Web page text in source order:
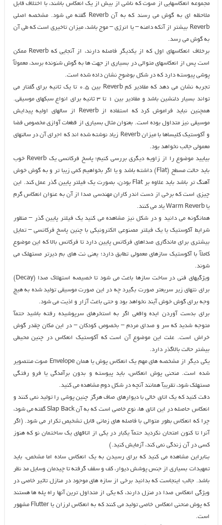
مجموعه انعکاسهایی از صوت که ناشی از بیش از یک انعکاس باشند، با اختلاف قابل
ملاحظه ای به گوش می رسند که به آن Reverb گفته می شود. مشخصه اصلی
Reverb بیشتر از آنکه دامنه – یا انرژی – موج باشد، میزان تاخیری است که طی آن
به گوش می رسد.
برخلاف انعکاسهای اول که از یکدیگر فاصله دارند، از آنجایی که Reverb ممکن
است پس از انعکاسهای متوالی در بسیاری از جهت ها به گوش شنونده برسد، معمولآ
پوشی پیوسته دارد که در شکل بوضوح نشان داده شده است.
تجربه نشان می دهد که مقادیر کم Reverb بین 0.5 تا یک ثانیه برای گفتار می
تواند بسیار دلنشین باشد و مقادیر بین 1 تا 3 ثانیه برای انواع سبکهای موسیقی.
همچنین نباید فراموش کرد که استفاده از Reverb از سالهای اولیه پیدایش
موسیقی نیز متداول بوده است. بعنوان مثال بسیاری از قطعات آوازی مخصوص فضا
و آکوستیک کلیساها با میزان Reverb زیاد نوشته شده اند که اجرای آن در سالنهای
معمولی جالب نخواهد بود.
بیایید موضوع را از زاویه دیگری بررسی کنیم؛ پاسخ فرکانسی یک Reverb خوب
باید حالت مسطح (Flat) داشته باشد و یا اگر بخواهیم کمی زیبا تر و به گوش خوش
آهنگ تر باشد باید علاوه بر Flat بودن، بصورت یک فیلتر پایین گذر عمل کند. این
چیزی است که برخی از دست اندر کاران مهندسی صدا از آن به عنوان انعکاس گرم
یا Warm Reverb یاد می کنند.
همانگونه می دانید و در شکل نیز مشاهده می کنید یک فیلتر پایین گذر – منظور
شرایط آکوستیک یا یک فیلتر مصنوعی الکترونیکی با چنین پاسخ فرکانسی – تمایل
بیشتری برای ماندگاری صداهای فرکانس پایین دارد تا فرکانس بالا که این موضوع
کاملآ با آکوستیک سازهای معمولی تطابق دارد؛ یعنی نت های بم دیرتر مستهلک می
شوند.
ویژگیهای فنی در ساخت سازها باعث می شود تا خصیصه استهلاک صدا (Decay)
برای نتهای زیر سریعتر صورت بگیرد چه در این صورت موسیقی تولید شده به هیچ
وجه برای گوش خوش آیند نخواهد بود و حتی باعث آزار و اذیت می شود.
برای بدست آوردن ایده واقعی اگر به استخرهای سرپوشیده رفته باشید حتمآ
متوجه شدید که سر و صدای مردم – بخصوص کودکان – در این مکان چقدر گوش
خراش است. علت این موضوع آن است که آکوستیک انعکاس در چنین محیطی
بیشتر حالت بالاگذر دارد.
یکی دیگر از مشخصه های مهم یک انعکاس پوش یا همان Envelope صوت منتصویر
شده است. منحنی پوش انعکاس، باید پیوسته و بدون برآمدگی یا فرو رفتگی
مستهلک شود، تقریبآ همانند آنچه در شکل دوم مشاهده می کنید.
دقت کنید که یک اتاق خالی با دیوارهای صاف هرگز چنین پوشی را تولید نمی کنند و
انعکاس حاصله در این اتاق ها، نوع خاصی است که به آن Slap Back گفته می شود،
چرا که انعکاس بطور متوالی با فاصله های زمانی قابل تشخیص تکرار می شود. (اگر
آنرا تا کنون امتحان نکردید حتمآ یکبار در یکی از اتاقهای یک ساختمان نو که هنوز
کسی در آن زندگی نمی کند، آزمایش کنید.)
بنابراین مشاهده می کنید که برای رسیدن به یک انعکاس ساده اما مشخص، باید
تمهیدات بسیاری از جنس پوشش دیوار، کف و سقف گرفته تا چیدمان وسایل مد نظر
باشد. جالب اینجاست که بدانید برخی از سازه های موجود در منازل تاثیر خاصی در
ویژگی انعکاس صدا در منزل دارند، که یکی از متداول ترین آنها راه پله ها هستند
که پوش منحنی انعکاس خاصی تولید می کنند که به انعکاس لرزان یا Flutter مشهور
است.